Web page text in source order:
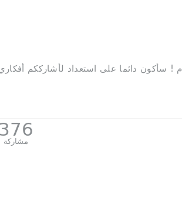
! سأكون دائما على استعداد لأشارككم
376
مشاركة